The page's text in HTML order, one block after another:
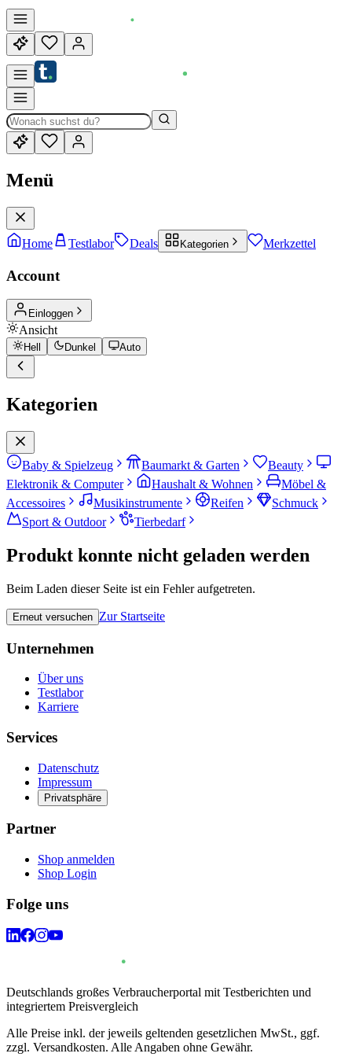
Menü
Home Testlabor Deals Kategorien Merkzettel
Account
Einloggen
Ansicht
Hell Dunkel Auto
Kategorien
Baby & Spielzeug Baumarkt & Garten
Beauty
Elektronik & Computer
Haushalt & Wohnen
Möbel &
Accessoires
Musikinstrumente Reifen
Schmuck
Sport & Outdoor
Tierbedarf
Produkt konnte nicht geladen werden
Beim Laden dieser Seite ist ein Fehler aufgetreten.
Erneut versuchen Zur Startseite
Unternehmen
Über uns
Testlabor
Karriere
Services
Datenschutz
Impressum
Privatsphäre
Partner
Shop anmelden
Shop Login
Folge uns
Deutschlands großes Verbraucherportal mit Testberichten und
integriertem Preisvergleich
Alle Preise inkl. der jeweils geltenden gesetzlichen MwSt., ggf.
zzgl. Versandkosten. Alle Angaben ohne Gewähr.